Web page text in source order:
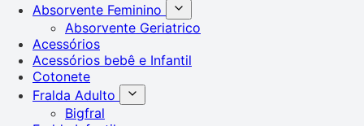
Absorvente Feminino
Absorvente Geriatrico
Acessórios
Acessórios bebê e Infantil
Cotonete
Fralda Adulto
Bigfral